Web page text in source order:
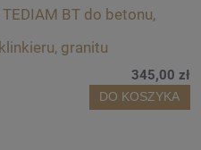
BT do betonu,
granitu
345,00 zł
DO KOSZYKA